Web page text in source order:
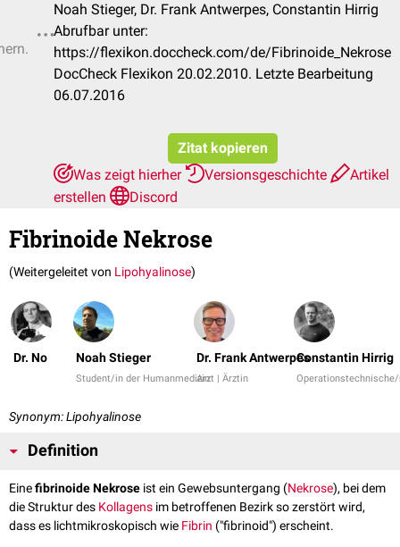
Noah Stieger, Dr. Frank Antwerpes, Constantin Hirrig
Abrufbar unter:
https://flexikon.doccheck.com/de/Fibrinoide_Nekrose
DocCheck Flexikon 20.02.2010. Letzte Bearbeitung
06.07.2016
Zitat kopieren
Was zeigt hierher
Versionsgeschichte
Artikel
erstellen
Discord
Fibrinoide Nekrose
(Weitergeleitet von Lipohyalinose)
Dr. No Noah Stieger
Student/in der Humanmedizin
Dr. Frank Antwerpes
Arzt | Ärztin
Constantin Hirrig
Synonym: Lipohyalinose
Definition
Einefibrinoide Nekrose ist ein Gewebsuntergang (Nekrose), bei dem
die Struktur des Kollagens im betroffenen Bezirk so zerstört wird,
dass es lichtmikroskopisch wie Fibrin ("fibrinoid") erscheint.